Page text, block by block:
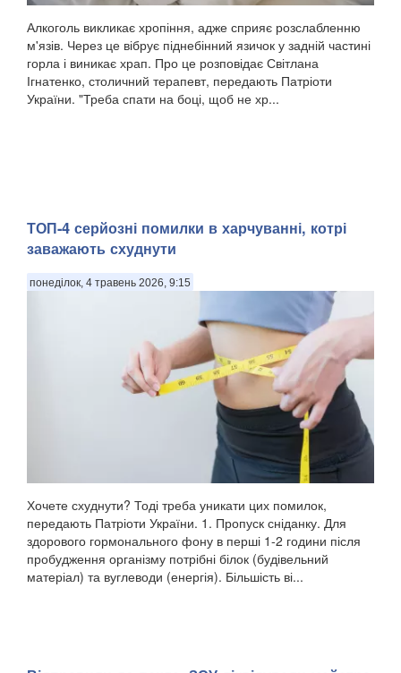
Алкоголь викликає хропіння, адже сприяє розслабленню
м'язів. Через це вібрує піднебінний язичок у задній частині
горла і виникає храп. Про це розповідає Світлана
Ігнатенко, столичний терапевт, передають Патріоти
України. "Треба спати на боці, щоб не хр...
ТОП-4 серйозні помилки в харчуванні, котрі
заважають схуднути
понеділок, 4 травень 2026, 9:15
Хочете схуднути? Тоді треба уникати цих помилок,
передають Патріоти України. 1. Пропуск сніданку. Для
здорового гормонального фону в перші 1-2 години після
пробудження організму потрібні білок (будівельний
матеріал) та вуглеводи (енергія). Більшість ві...